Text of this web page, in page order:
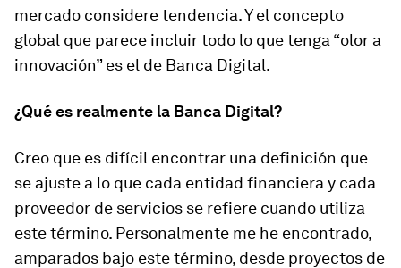
mercado considere tendencia. Y el concepto
global que parece incluir todo lo que tenga “olor a
innovación” es el de Banca Digital.
¿Qué es realmente la Banca Digital?
Creo que es difícil encontrar una definición que
se ajuste a lo que cada entidad financiera y cada
proveedor de servicios se refiere cuando utiliza
este término. Personalmente me he encontrado,
amparados bajo este término, desde proyectos de